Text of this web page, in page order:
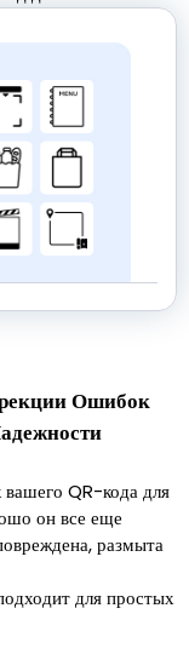
Ошибок
QR-кода для
он все еще
размыта
для простых